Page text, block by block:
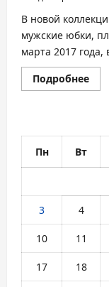
В новой
мужские юбки,
марта 2017 года,
Подробнее
Пн
Вт
3 4
10 11
17 18